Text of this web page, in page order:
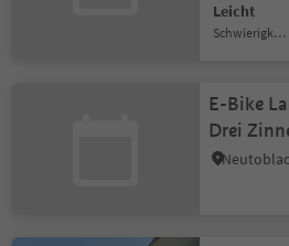
Leicht
Schwierigkeitsgrad
E-Bike
Drei